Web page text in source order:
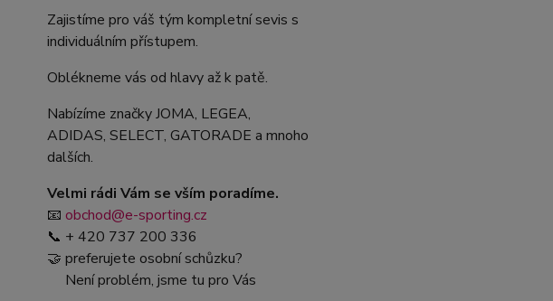
Zajistíme pro váš tým kompletní sevis s
individuálním přístupem.
Oblékneme vás od hlavy až k patě.
Nabízíme značky JOMA, LEGEA,
ADIDAS, SELECT, GATORADE a mnoho
dalších.
Velmi rádi Vám se vším poradíme.
📧 obchod@e-sporting.cz
📞 + 420 737 200 336
🤝 preferujete osobní schůzku?
Není problém, jsme tu pro Vás